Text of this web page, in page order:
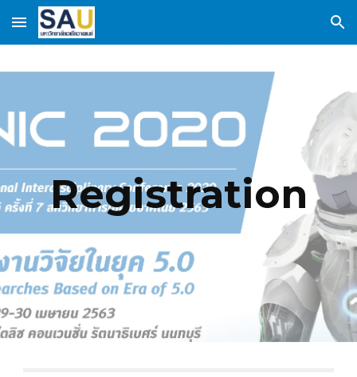
Skip to main content Skip to navigation
Registration